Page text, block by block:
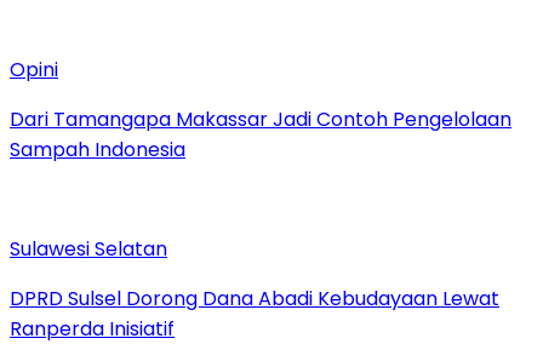
Opini
Dari Tamangapa Makassar Jadi Contoh Pengelolaan
Sampah Indonesia
Sulawesi Selatan
DPRD Sulsel Dorong Dana Abadi Kebudayaan Lewat
Ranperda Inisiatif